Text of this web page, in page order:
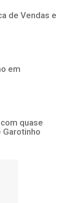
de Vendas e
em
quase
Garotinho